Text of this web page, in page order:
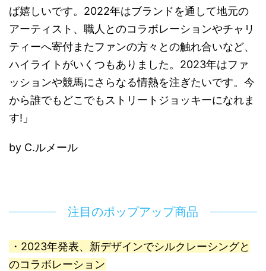
ば嬉しいです。2022年はブランドを通して地元の
アーティスト、職人とのコラボレーションやチャリ
ティーへ寄付またファンの方々との触れ合いなど、
ハイライトがいくつもありました。2023年はファ
ッションや競馬にさらなる情熱を注ぎたいです。今
から誰でもどこでもストリートジョッキーになれま
す!」
by C.ルメール
注目のポップアップ商品
・2023年発表、新デザインでシルクレーシングと
のコラボレーション